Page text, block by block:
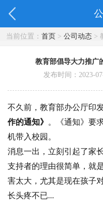
当前位置： 首页> 公司动态>
教育部倡导大力推广
发布时间：2023-
不久前，教育部办公厅印
作的通知》 。《通知》要
机带入校园。
消息一出，立刻引起了家
支持者的理由很简单，就
害太大，尤其是现在孩子
长头疼不已...